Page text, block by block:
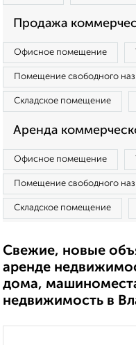
Продажа
Офисное помещение
Помещение свободного
Складское помещение
Аренда
Офисное помещение
Помещение свободного
Складское помещение
Свежие, новые
аренде
дома,
недвижимость в